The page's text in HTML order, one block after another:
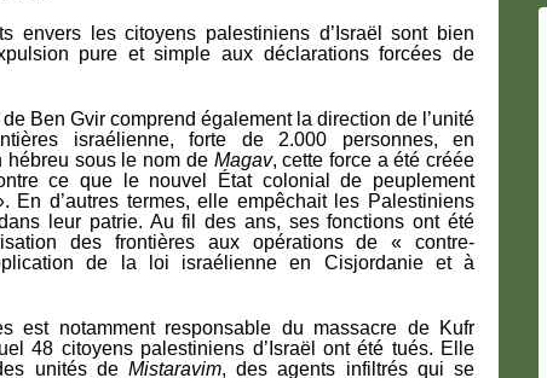
envers les citoyens palestiniens d’Israël sont bien
pure et simple aux déclarations forcées de
Ben Gvir comprend également la direction de l’unité
israélienne, forte de 2.000 personnes, en
sous le nom de Magav, cette force a été créée
ce que le nouvel État colonial de peuplement
En d’autres termes, elle empêchait les Palestiniens
leur patrie. Au fil des ans, ses fonctions ont été
des frontières aux opérations de « contre-
de la loi israélienne en Cisjordanie et à
est notamment responsable du massacre de Kufr
48 citoyens palestiniens d’Israël ont été tués. Elle
unités de Mistaravim, des agents infiltrés qui se